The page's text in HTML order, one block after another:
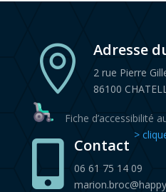
 Adresse
2 rue Pierre
86100
Fiche d’accessibilité
>
 Contact
06 61 75 14 09